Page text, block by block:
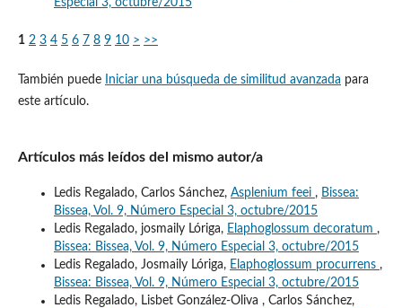
1 2 3 4 5 6 7 8 9 10 > >>
También puede Iniciar una búsqueda de similitud avanzada para
este artículo.
Artículos más leídos del mismo autor/a
Ledis Regalado, Carlos Sánchez, Asplenium feei , Bissea:
Bissea, Vol. 9, Número Especial 3, octubre/2015
Ledis Regalado, josmaily Lóriga, Elaphoglossum decoratum ,
Bissea: Bissea, Vol. 9, Número Especial 3, octubre/2015
Ledis Regalado, Josmaily Lóriga, Elaphoglossum procurrens ,
Bissea: Bissea, Vol. 9, Número Especial 3, octubre/2015
Ledis Regalado, Lisbet González-Oliva , Carlos Sánchez,